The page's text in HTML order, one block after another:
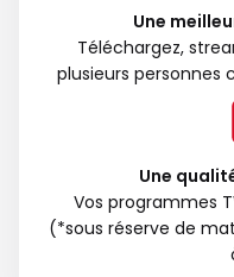
Une
Téléchargez,
plusieurs personnes
Une
Vos programmes
(*sous réserve de